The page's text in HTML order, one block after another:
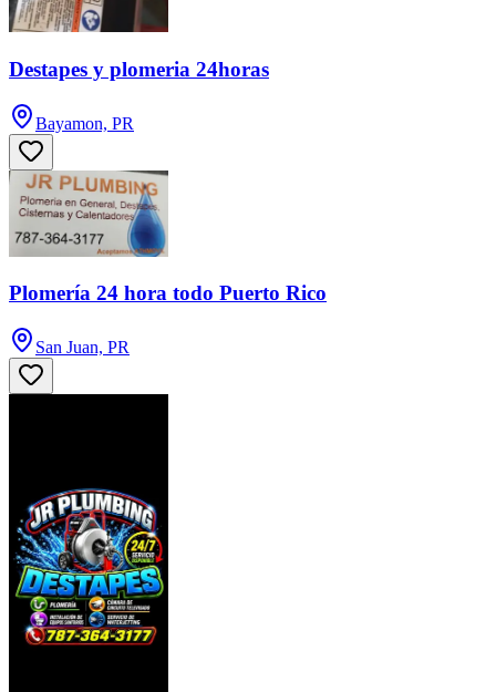
Destapes y plomeria 24horas
Bayamon, PR
Plomería 24 hora todo Puerto Rico
San Juan, PR